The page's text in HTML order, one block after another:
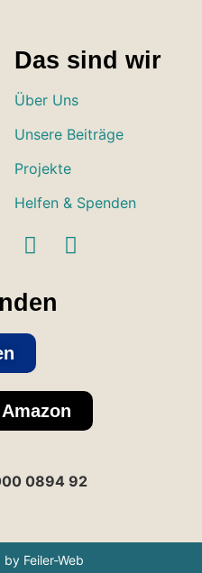
Das sind wir
Über Uns
Unsere Beiträge
Projekte
Helfen & Spenden
0894 92
by Feiler-Web